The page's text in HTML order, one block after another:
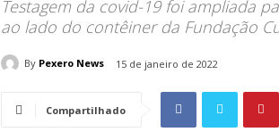
Testagem da covid-19 foi ampliada
ao lado do contêiner da Fundação
By Pexero News 15 de janeiro de 2022
Compartilhado